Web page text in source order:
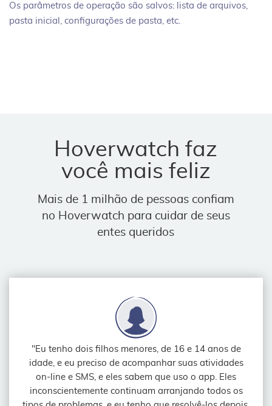
Os parâmetros de operação são salvos: lista de arquivos,
pasta inicial, configurações de pasta, etc.
Hoverwatch faz
você mais feliz
Mais de 1 milhão de pessoas confiam
no Hoverwatch para cuidar de seus
entes queridos
"Eu tenho dois filhos menores, de 16 e 14 anos de
idade, e eu preciso de acompanhar suas atividades
on-line e SMS, e eles sabem que uso o app. Eles
inconscientemente continuam arranjando todos os